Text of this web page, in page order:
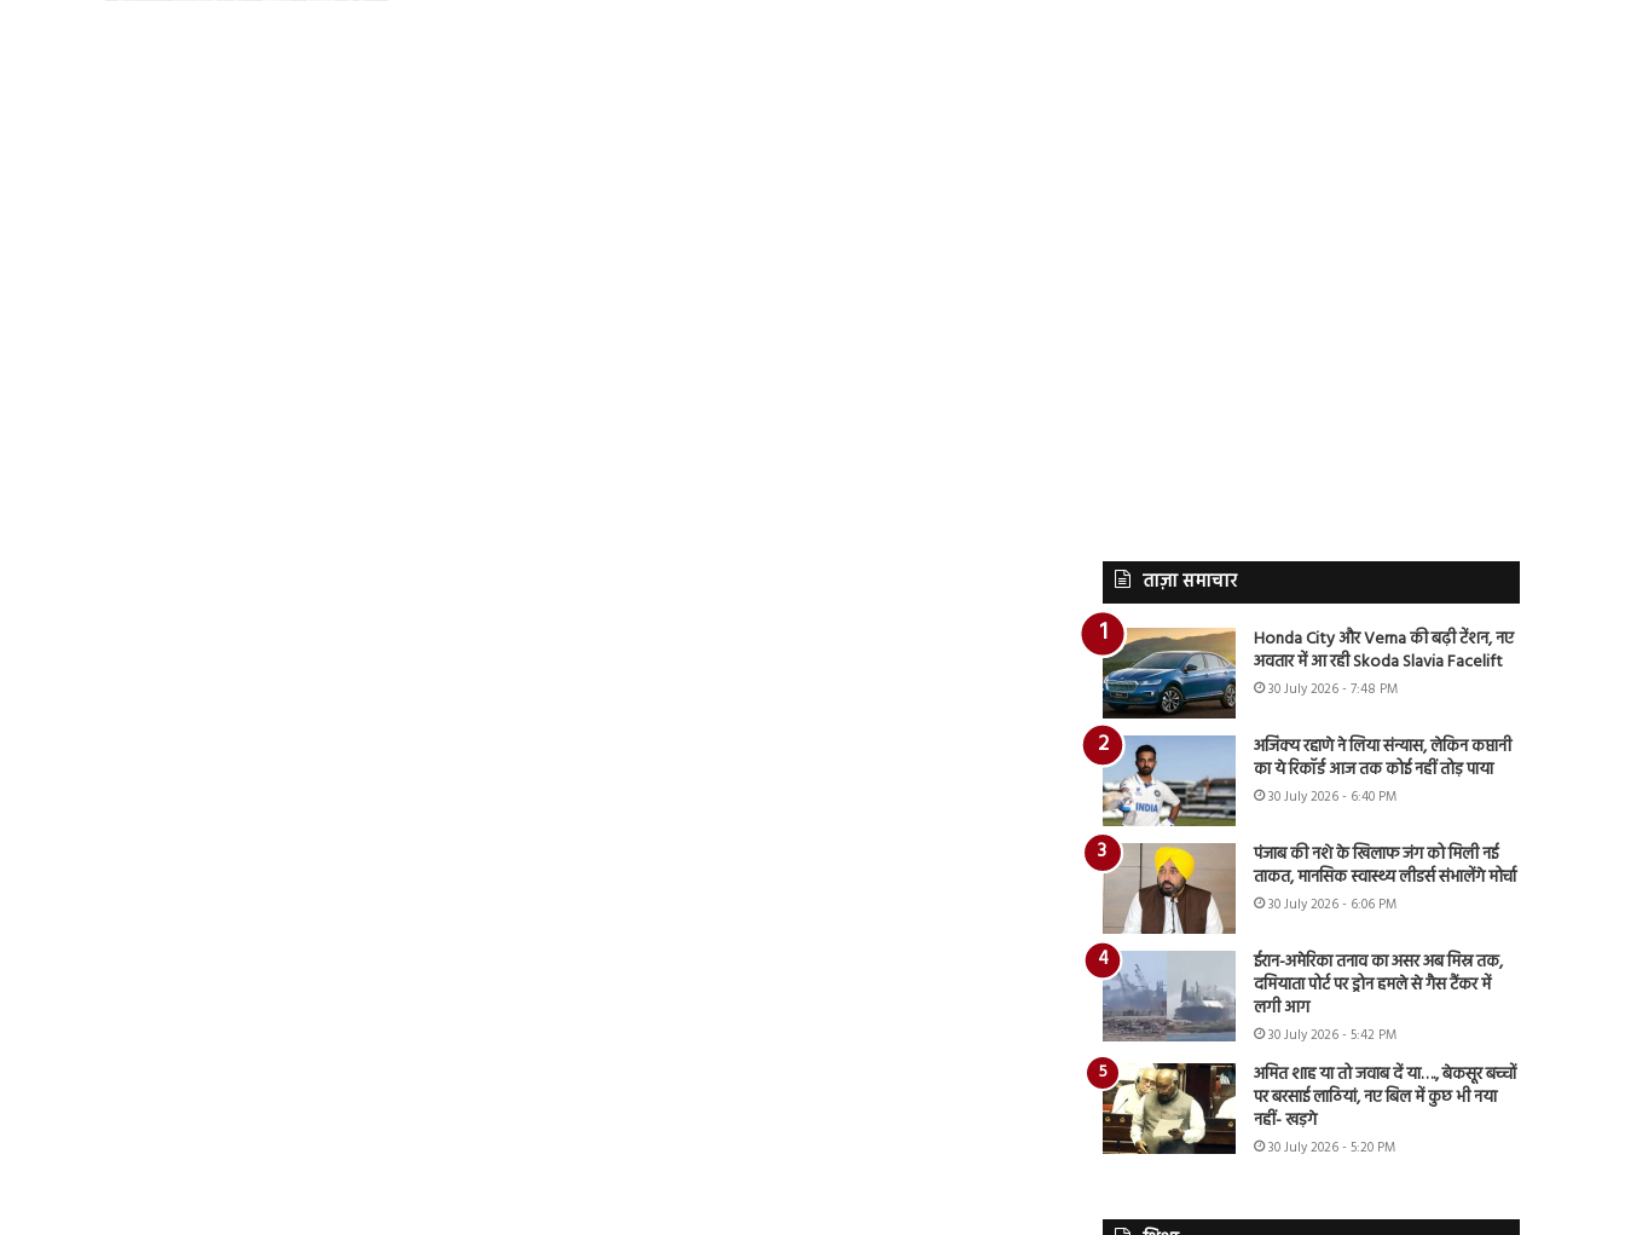
ताज़ा समाचार
Honda City और Verna की बढ़ी टेंशन, नए
अवतार में आ रही Skoda Slavia Facelift
30 July 2026 - 7:48 PM
अजिंक्य रहाणे ने लिया संन्यास, लेकिन कप्तानी
का ये रिकॉर्ड आज तक कोई नहीं तोड़ पाया
30 July 2026 - 6:40 PM
पंजाब की नशे के खिलाफ जंग को मिली नई
ताकत, मानसिक स्वास्थ्य लीडर्स संभालेंगे मोर्चा
30 July 2026 - 6:06 PM
ईरान-अमेरिका तनाव का असर अब मिस्र तक,
दमियाता पोर्ट पर ड्रोन हमले से गैस टैंकर में
लगी आग
30 July 2026 - 5:42 PM
अमित शाह या तो जवाब दें या…., बेकसूर बच्चों
पर बरसाई लाठियां, नए बिल में कुछ भी नया
नहीं- खड़गे
30 July 2026 - 5:20 PM